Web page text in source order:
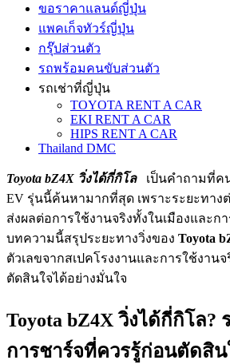
ขอราคาแลนด์ญี่ปุ่น
แพคเก็จทัวร์ญี่ปุ่น
กรุ๊ปส่วนตัว
รถพร้อมคนขับส่วนตัว
รถเช่าที่ญี่ปุ่น
TOYOTA RENT A CAR
EKI RENT A CAR
HIPS RENT A CAR
Thailand DMC
Toyota bZ4X วิ่งได้กี่กิโล
เป็นคำถามที่ค
EV รุ่นนี้ค้นหามากที่สุด เพราะระยะทาง
ส่งผลต่อการใช้งานจริงทั้งในเมืองและก
บทความนี้สรุประยะทางวิ่งของ Toyota
ตัวเลขจากสเปคโรงงานและการใช้งาน
ตัดสินใจได้อย่างมั่นใจ
Toyota bZ4X วิ่งได้กี่กิโล?
การชาร์จที่ควรรู้ก่อนตัดสิน